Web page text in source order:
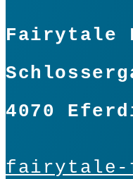
Fairytale
4070
fairytale-